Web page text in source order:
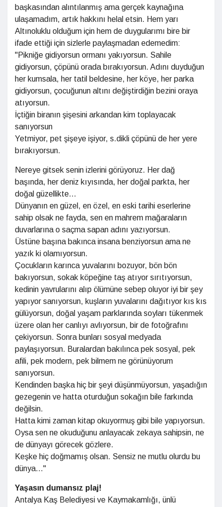
başkasından alıntılanmış ama gerçek kaynağına
ulaşamadım, artık hakkını helal etsin. Hem yarı
Altınoluklu olduğum için hem de duygularımı bire bir
ifade ettiği için sizlerle paylaşmadan edemedim:
"Pikniğe gidiyorsun ormanı yakıyorsun. Sahile
gidiyorsun, çöpünü orada bırakıyorsun. Adını duyduğun
her kumsala, her tatil beldesine, her köye, her parka
gidiyorsun, çocuğunun altını değiştirdiğin bezini oraya
atıyorsun.
İçtiğin biranın şişesini arkandan kim toplayacak
sanıyorsun
Yetmiyor, pet şişeye işiyor, s.dikli çöpünü de her yere
bırakıyorsun.
Nereye gitsek senin izlerini görüyoruz. Her dağ
başında, her deniz kıyısında, her doğal parkta, her
doğal güzellikte...
Dünyanın en güzel, en özel, en eski tarihi eserlerine
sahip olsak ne fayda, sen en mahrem mağaraların
duvarlarına o saçma sapan adını yazıyorsun.
Üstüne başına bakınca insana benziyorsun ama ne
yazık ki olamıyorsun.
Çocukların karınca yuvalarını bozuyor, bön bön
bakıyorsun, sokak köpeğine taş atıyor sırıtıyorsun,
kedinin yavrularını alıp ölümüne sebep oluyor iyi bir şey
yapıyor sanıyorsun, kuşların yuvalarını dağıtıyor kıs kıs
gülüyorsun, doğal yaşam parklarında soyları tükenmek
üzere olan her canlıyı avlıyorsun, bir de fotoğrafını
çekiyorsun. Sonra bunları sosyal medyada
paylaşıyorsun. Buralardan bakılınca pek sosyal, pek
afili, pek modern, pek bilmem ne görünüyorum
sanıyorsun.
Kendinden başka hiç bir şeyi düşünmüyorsun, yaşadığın
gezegenin ve hatta oturduğun sokağın bile farkında
değilsin.
Hatta kimi zaman kitap okuyormuş gibi bile yapıyorsun.
Oysa sen ne okuduğunu anlayacak zekaya sahipsin, ne
de dünyayı görecek gözlere.
Keşke hiç doğmamış olsan. Sensiz ne mutlu olurdu bu
dünya..."
Yaşasın dumansız plaj!
Antalya Kaş Belediyesi ve Kaymakamlığı, ünlü